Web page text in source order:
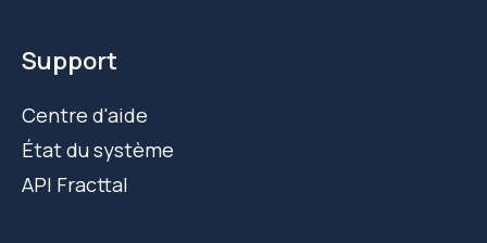
Support
Centre d'aide
État du système
API Fracttal